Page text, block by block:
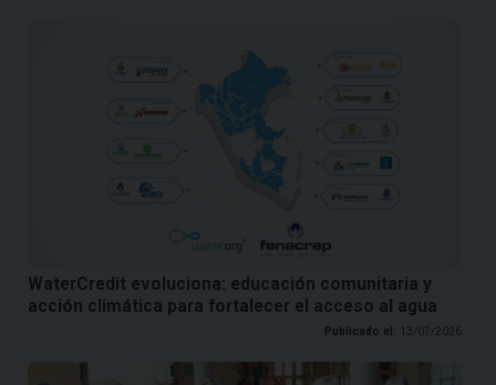
WaterCredit evoluciona: educación comunitaria y
acción climática para fortalecer el acceso al agua
Publicado el: 13/07/2026